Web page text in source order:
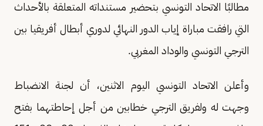
مطالبًا الاتحاد التونسي بتحضير مستنداته المتعلقة بالأحداث
التي رافقت مباراة إياب الدور النهائي لدوري أبطال أفريقيا بين
الترجي التونسي والوداد المغربي.
وأعلن الاتحاد التونسي اليوم الاثنين، أن لجنة الانضباط
وجهت له ولفريق الترجي خطابين من أجل إحاطتهما بفتح